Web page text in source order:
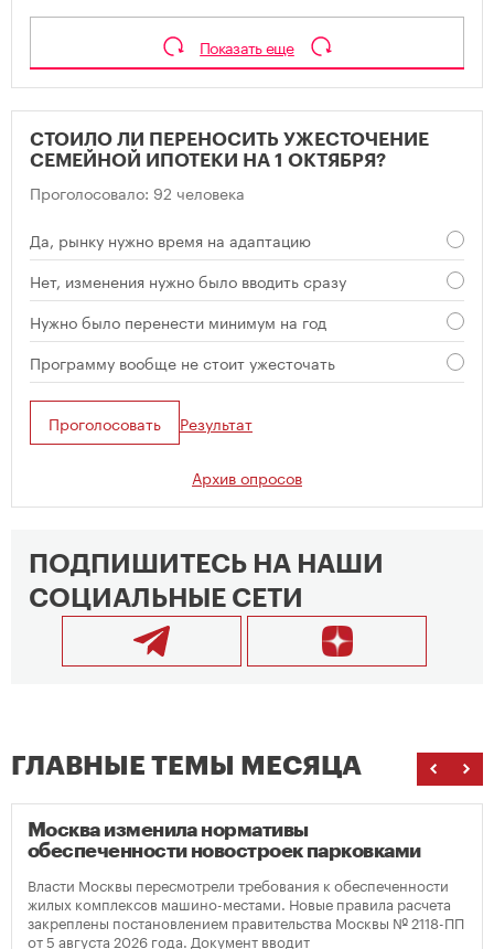
Показать еще
СТОИЛО ЛИ ПЕРЕНОСИТЬ УЖЕСТОЧЕНИЕ
СЕМЕЙНОЙ ИПОТЕКИ НА 1 ОКТЯБРЯ?
Проголосовало: 92 человека
Да, рынку нужно время на адаптацию
Нет, изменения нужно было вводить сразу
Нужно было перенести минимум на год
Программу вообще не стоит ужесточать
Проголосовать Результат
Архив опросов
ПОДПИШИТЕСЬ НА НАШИ
СОЦИАЛЬНЫЕ СЕТИ
ГЛАВНЫЕ ТЕМЫ МЕСЯЦА
Москва изменила нормативы
обеспеченности новостроек парковками
Власти Москвы пересмотрели требования к обеспеченности
жилых комплексов машино-местами. Новые правила расчета
закреплены постановлением правительства Москвы № 2118-ПП
от 5 августа 2026 года. Документ вводит